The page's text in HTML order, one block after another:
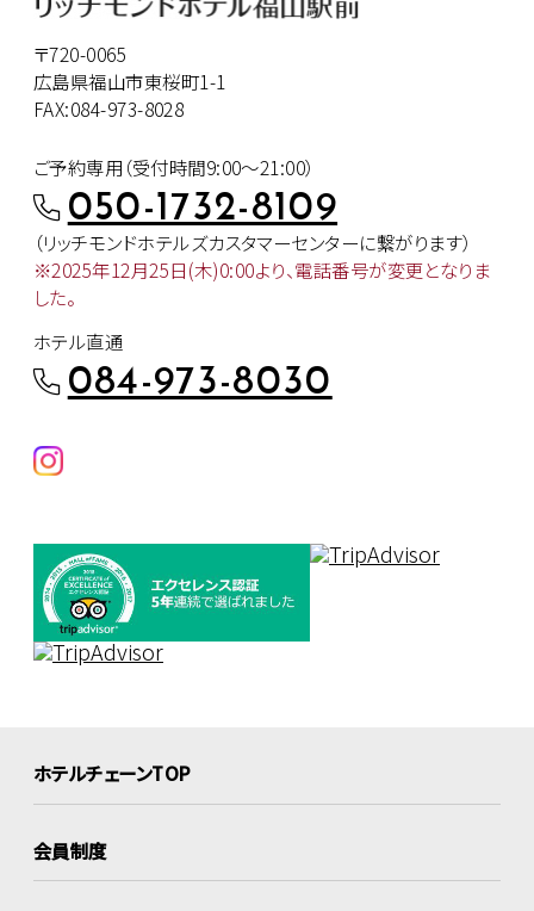
〒720-0065
広島県福山市東桜町1-1
FAX:084-973-8028
ご予約専用（受付時間9:00～21:00）
050-1732-8109
（リッチモンドホテルズカスタマーセンターに繋がります）
※2025年12月25日(木)0:00より、電話番号が変更となりま
した。
ホテル直通
084-973-8030
ホテルチェーンTOP
会員制度